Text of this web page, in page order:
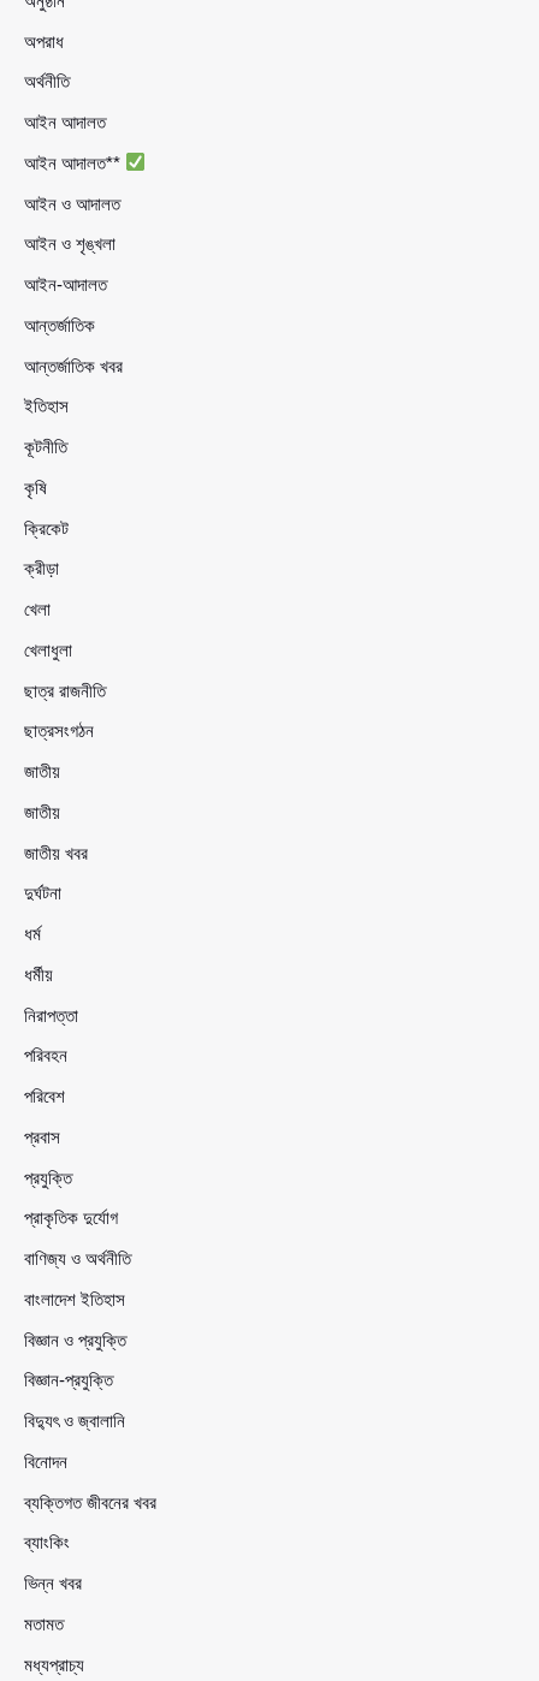
অপরাধ
অর্থনীতি
আইন আদালত
আইন আদালত**
আইন ও আদালত
আইন ও শৃঙ্খলা
আইন-আদালত
আন্তর্জাতিক
আন্তর্জাতিক খবর
ইতিহাস
কূটনীতি
কৃষি
ক্রিকেট
ক্রীড়া
খেলা
খেলাধুলা
ছাত্র রাজনীতি
ছাত্রসংগঠন
জাতীয়
জাতীয়
জাতীয় খবর
দুর্ঘটনা
ধর্ম
ধর্মীয়
নিরাপত্তা
পরিবহন
পরিবেশ
প্রবাস
প্রযুক্তি
প্রাকৃতিক দুর্যোগ
বাণিজ্য ও অর্থনীতি
বাংলাদেশ ইতিহাস
বিজ্ঞান ও প্রযুক্তি
বিজ্ঞান-প্রযুক্তি
বিদ্যুৎ ও জ্বালানি
বিনোদন
ব্যক্তিগত জীবনের খবর
ব্যাংকিং
ভিন্ন খবর
মতামত
মধ্যপ্রাচ্য